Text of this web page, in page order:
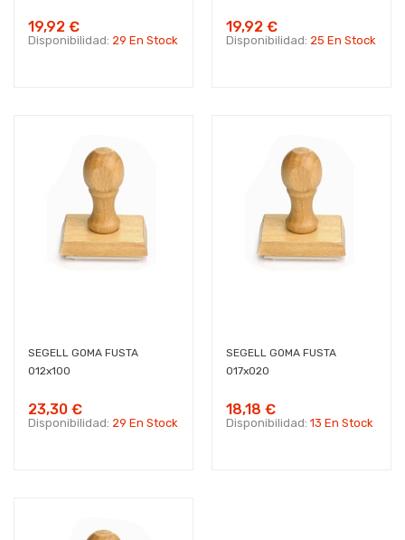
19,92 €
Disponibilidad: 29 En Stock
19,92 €
Disponibilidad: 25 En Stock
SEGELL GOMA FUSTA
012x100
23,30 €
Disponibilidad: 29 En Stock
SEGELL GOMA FUSTA
017x020
18,18 €
Disponibilidad: 13 En Stock